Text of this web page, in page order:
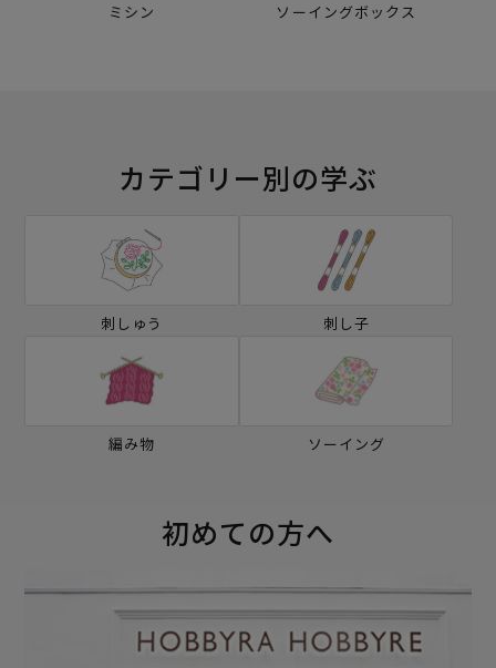
ミシン ソーイングボックス
カテゴリー別の学ぶ
刺しゅう 刺し子
編み物 ソーイング
初めての方へ